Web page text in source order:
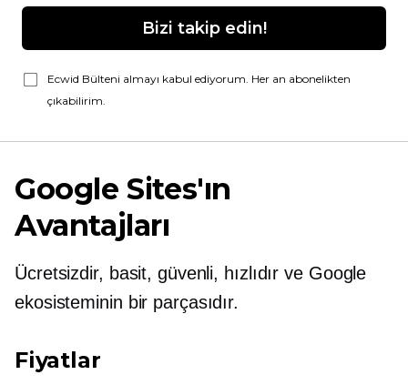
Bizi takip edin!
Ecwid Bülteni almayı kabul ediyorum. Her an abonelikten
çıkabilirim.
Google Sites'ın
Avantajları
Ücretsizdir, basit, güvenli, hızlıdır ve Google
ekosisteminin bir parçasıdır.
Fiyatlar